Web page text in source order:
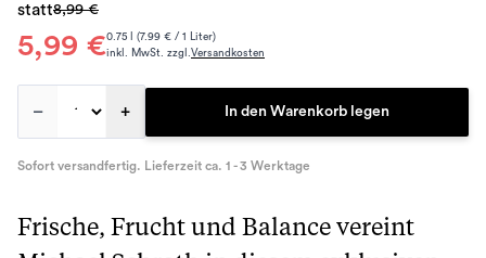
5,99 €
statt8,99 €
0.75 l (7.99 € / 1 Liter)
inkl. MwSt. zzgl.Versandkosten
– + In den Warenkorb legen
Sofort versandfertig. Lieferzeit ca. 1 - 3 Werktage
Frische, Frucht und Balance vereint